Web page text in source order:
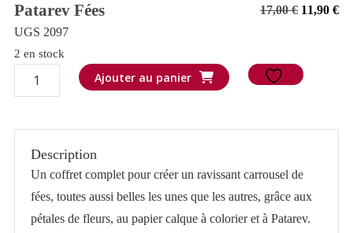
Patarev Fées 17,00€ Le
était :
11,90€Le
UGS 2097
2 en stock
quantité
de
Ajouter au panier
Description
Un coffret complet pour créer un ravissant carrousel de
fées, toutes aussi belles les unes que les autres, grâce aux
pétales de fleurs, au papier calque à colorier et à Patarev.